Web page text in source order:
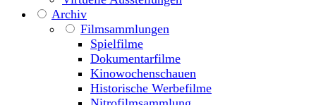
Archiv
Filmsammlungen
Spielfilme
Dokumentarfilme
Kinowochenschauen
Historische Werbefilme